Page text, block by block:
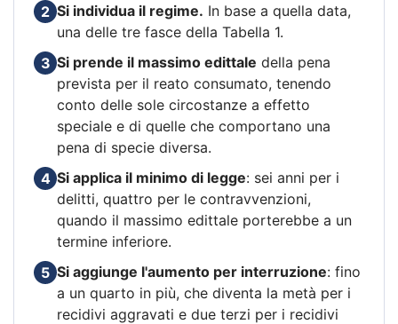
2 Si individua il regime. In base a quella data,
una delle tre fasce della Tabella 1.
3 Si prende il massimo edittale della pena
prevista per il reato consumato, tenendo
conto delle sole circostanze a effetto
speciale e di quelle che comportano una
pena di specie diversa.
4 Si applica il minimo di legge: sei anni per i
delitti, quattro per le contravvenzioni,
quando il massimo edittale porterebbe a un
termine inferiore.
5 Si aggiunge l'aumento per interruzione: fino
a un quarto in più, che diventa la metà per i
recidivi aggravati e due terzi per i recidivi